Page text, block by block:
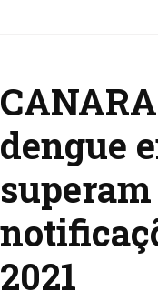
dengue
superam
2021